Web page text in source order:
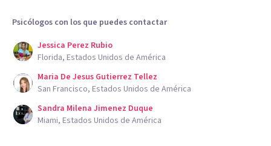
Psicólogos con los que puedes contactar
Jessica Perez Rubio
Florida, Estados Unidos de América
Maria De Jesus Gutierrez Tellez
San Francisco, Estados Unidos de América
Sandra Milena Jimenez Duque
Miami, Estados Unidos de América